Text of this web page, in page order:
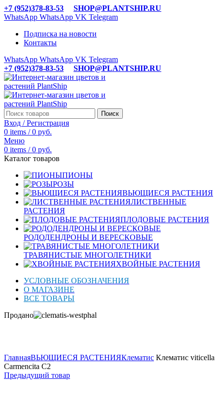
+7 (952)378-83-53
SHOP@PLANTSHIP.RU
WhatsApp WhatsApp VK Telegram
Подписка на новости
Контакты
WhatsApp WhatsApp VK Telegram
+7 (952)378-83-53
SHOP@PLANTSHIP.RU
Поиск
Вход / Регистрация
0 items / 0 руб.
Меню
0 items / 0 руб.
Каталог товаров
ПИОНЫ
РОЗЫ
ВЬЮЩИЕСЯ РАСТЕНИЯ
ЛИСТВЕННЫЕ
РАСТЕНИЯ
ПЛОДОВЫЕ РАСТЕНИЯ
РОДОДЕНДРОНЫ И ВЕРЕСКОВЫЕ
ТРАВЯНИСТЫЕ МНОГОЛЕТНИКИ
ХВОЙНЫЕ РАСТЕНИЯ
УСЛОВНЫЕ ОБОЗНАЧЕНИЯ
О МАГАЗИНЕ
ВСЕ ТОВАРЫ
Продано
ГлавнаяВЬЮЩИЕСЯ РАСТЕНИЯКлематис Клематис viticella
Carmencita C2
Предыдущий товар